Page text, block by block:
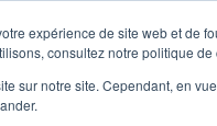
expérience de site web et de
consultez notre politique
sur notre site. Cependant, en
RÉSIDENTS